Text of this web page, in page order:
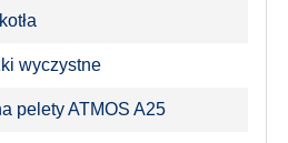
wyczystne
pelety ATMOS A25